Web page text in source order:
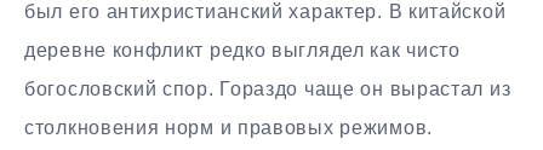
был его антихристианский характер. В китайской
деревне конфликт редко выглядел как чисто
богословский спор. Гораздо чаще он вырастал из
столкновения норм и правовых режимов.